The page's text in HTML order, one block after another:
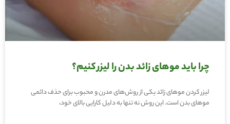
چرا باید موهای زائد بدن را لیزر کنیم؟
لیزر کردن موهای زائد یکی از روش‌های مدرن و محبوب برای حذف دائمی
موهای بدن است. این روش نه تنها به دلیل کارایی بالای خود،